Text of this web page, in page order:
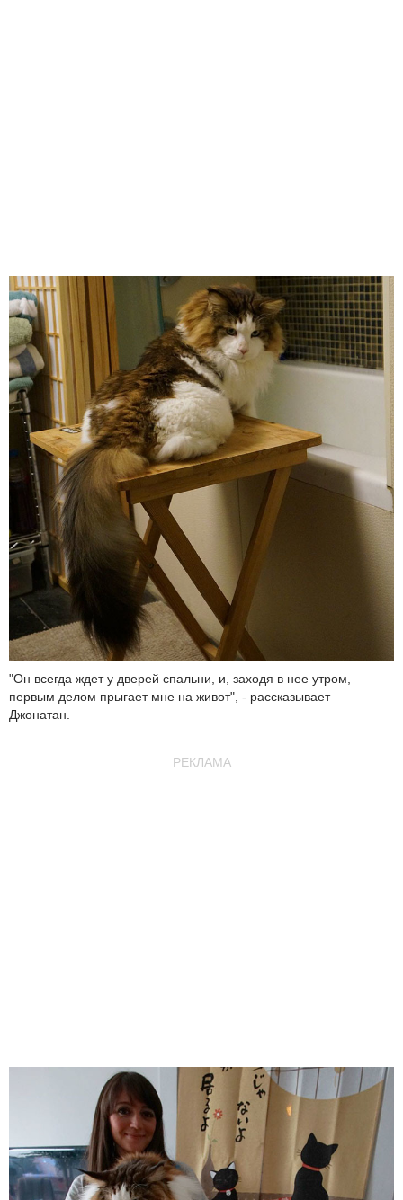
"Он всегда ждет у дверей спальни, и, заходя в нее утром,
первым делом прыгает мне на живот", - рассказывает
Джонатан.
РЕКЛАМА